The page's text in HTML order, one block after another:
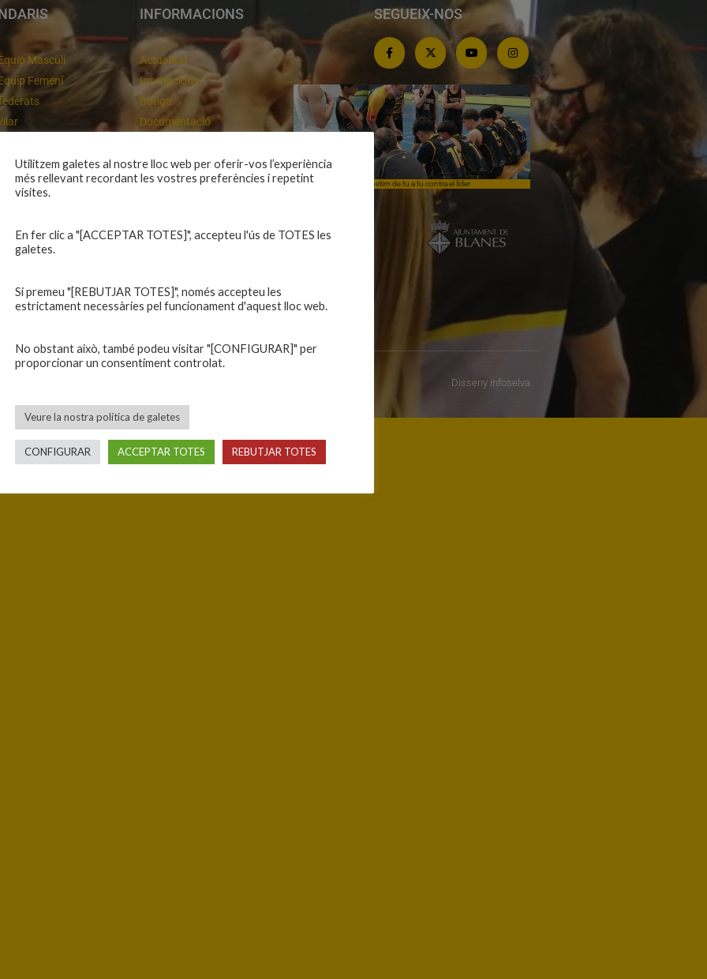
Masculí
Femení
inferiors
casa
INFORMACIONS
Actualitat
Inscripcions
Botiga
Documentació
Intranet
Contacte
SEGUEIX-NOS
Campiones a Salou Competim de tu a tu contra el líder
Disseny infoselva
Utilitzem galetes al nostre lloc web per oferir-vos l’experiència
més rellevant recordant les vostres preferències i repetint
visites.
En fer clic a "[ACCEPTAR TOTES]", accepteu l'ús de TOTES les
galetes.
Si premeu "[REBUTJAR TOTES]", només accepteu les
estrictament necessàries pel funcionament d'aquest lloc web.
No obstant això, també podeu visitar "[CONFIGURAR]" per
proporcionar un consentiment controlat.
Veure la nostra política de galetes
CONFIGURAR ACCEPTAR TOTES REBUTJAR TOTES